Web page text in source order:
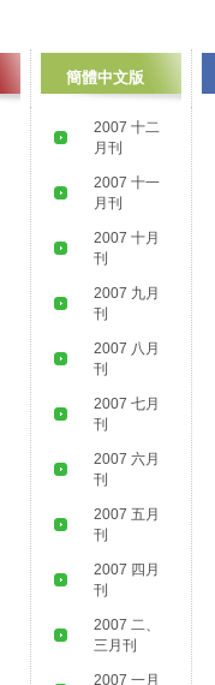
簡體中文版
2007 十二
月刊
2007 十一
月刊
2007 十月
刊
2007 九月
刊
2007 八月
刊
2007 七月
刊
2007 六月
刊
2007 五月
刊
2007 四月
刊
2007 二、
三月刊
2007 一月